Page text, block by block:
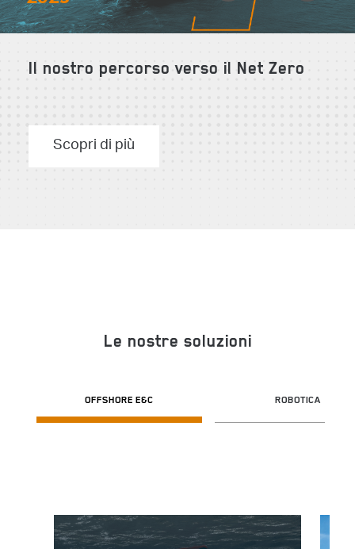
Il nostro percorso verso il Net Zero
Scopri di più
Le nostre soluzioni
OFFSHORE E&C ROBOTICA
Image Image